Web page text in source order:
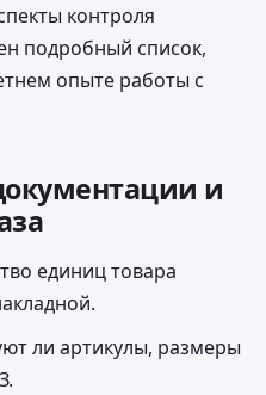
контроля
подробный список,
опыте работы с
и
единиц товара
ли артикулы, размеры